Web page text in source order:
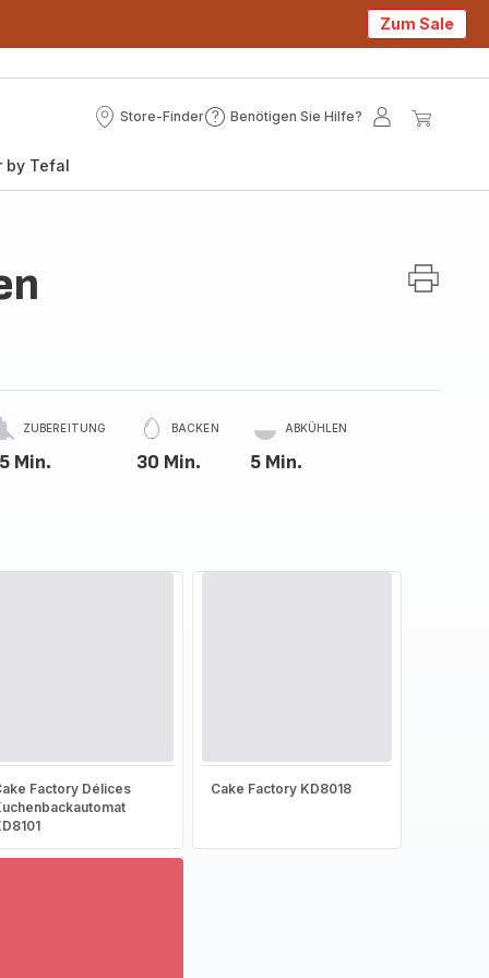
Zum Sale
Store-Finder
Store-
Benötigen Sie Hilfe?
Benötigen
Mein
by Tefal
ZUBEREITUNG
Min.
BACKEN
30 Min.
ABKÜHLEN
5 Min.
Factory Délices
Cake Factory KD8018